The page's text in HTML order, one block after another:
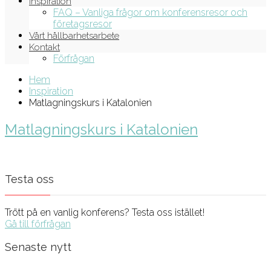
FAQ – Vanliga frågor om konferensresor och
företagsresor
Vårt hållbarhetsarbete
Kontakt
Förfrågan
Hem
Inspiration
Matlagningskurs i Katalonien
Matlagningskurs i Katalonien
Testa oss
Trött på en vanlig konferens? Testa oss istället!
Gå till förfrågan
Senaste nytt